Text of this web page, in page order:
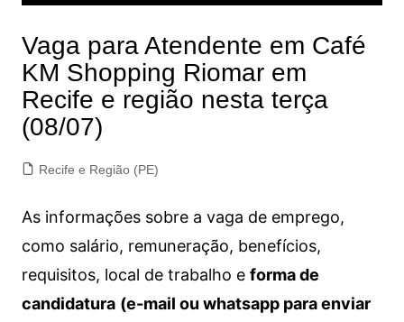
Vaga para Atendente em Café
KM Shopping Riomar em
Recife e região nesta terça
(08/07)
Recife e Região (PE)
As informações sobre a vaga de emprego,
como salário, remuneração, benefícios,
requisitos, local de trabalho e forma de
candidatura (e-mail ou whatsapp para enviar